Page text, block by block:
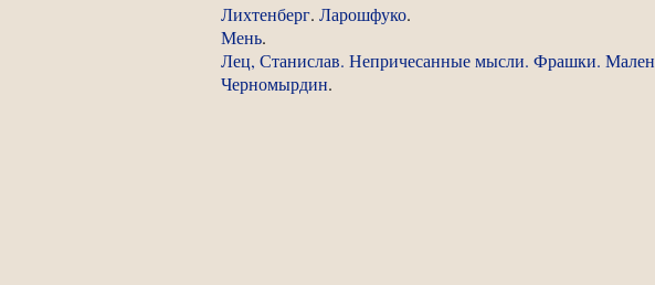
Лихтенберг. Ларошфуко.
Мень.
Лец, Станислав. Непричесанные мысли. Фрашки.
Черномырдин.